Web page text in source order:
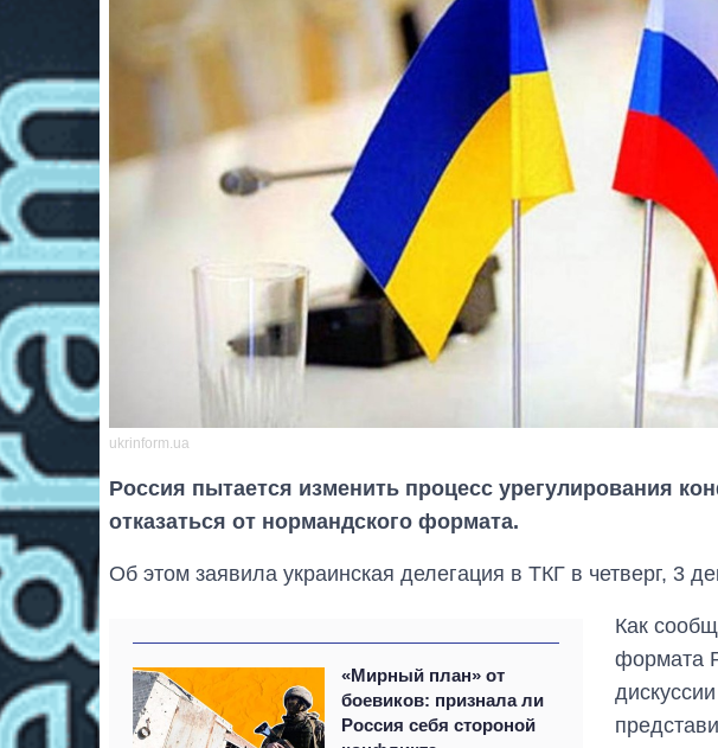
ukrinform.ua
Россия пытается изменить процесс урегулирования
отказаться от нормандского формата.
Об этом заявила украинская делегация в ТКГ в четверг, 3
«Мирный план» от
боевиков: признала ли
Россия себя стороной
Как
формата